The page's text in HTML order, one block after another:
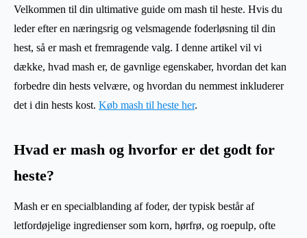
Velkommen til din ultimative guide om mash til heste. Hvis du
leder efter en næringsrig og velsmagende foderløsning til din
hest, så er mash et fremragende valg. I denne artikel vil vi
dække, hvad mash er, de gavnlige egenskaber, hvordan det kan
forbedre din hests velvære, og hvordan du nemmest inkluderer
det i din hests kost. Køb mash til heste her.
Hvad er mash og hvorfor er det godt for
heste?
Mash er en specialblanding af foder, der typisk består af
letfordøjelige ingredienser som korn, hørfrø, og roepulp, ofte